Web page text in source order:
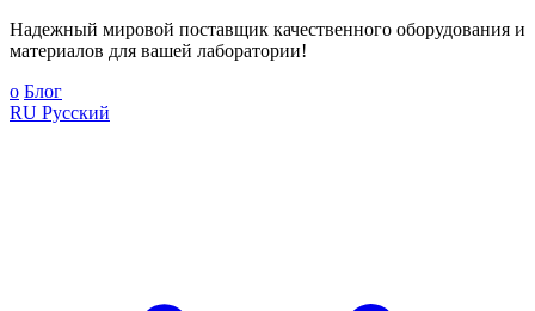
Надежный мировой поставщик качественного оборудования и
материалов для вашей лаборатории!
о Блог
RU Русский